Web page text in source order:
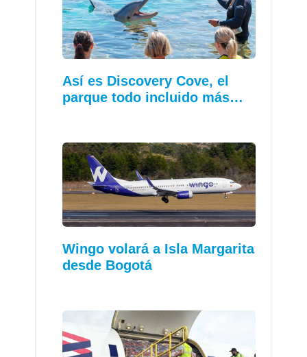
Así es Discovery Cove, el
parque todo incluido más…
Wingo volará a Isla Margarita
desde Bogotá